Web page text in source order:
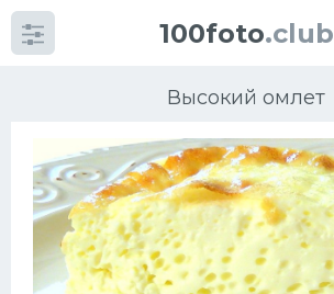
100foto.club
Высокий омлет
Категориикартинок